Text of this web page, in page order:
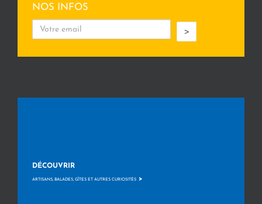
NOS INFOS
>
DÉCOUVRIR
ARTISANS, BALADES, GÎTES ET AUTRES CURIOSITÉS >